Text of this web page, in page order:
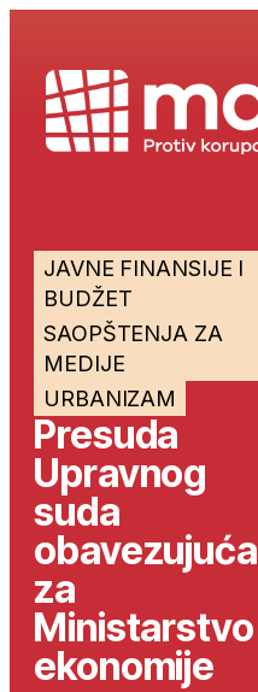
JAVNE FINANSIJE I
BUDŽET
SAOPŠTENJA ZA
MEDIJE
URBANIZAM
Presuda
Upravnog
suda
obavezujuća
za
Ministarstvo
ekonomije